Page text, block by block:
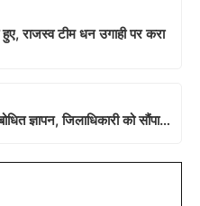
राजस्व टीम धन उगाही पर करा
ज्ञापन, जिलाधिकारी को सौंपा…